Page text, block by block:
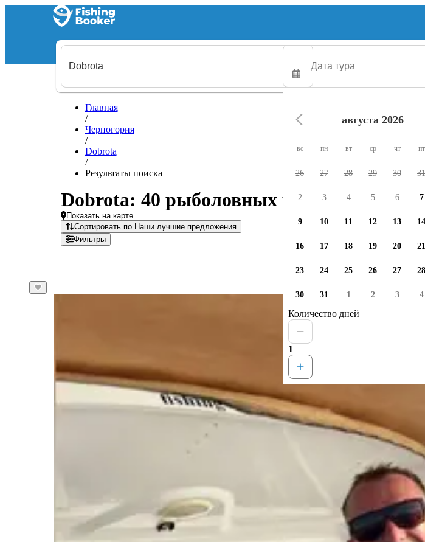
Главная
/
Черногория
/
Dobrota
/
Результаты поиска
Dobrota: 40 рыболовных чартеров
Показать на карте
Сортировать по Наши лучшие предложения
Фильтры
августа 2026
вс пн вт ср чт пт
26 27 28 29 30 31
2 3 4 5 6 7
9 10 11 12 13 14
16 17 18 19 20 21
23 24 25 26 27 28
30 31 1 2 3 4
Количество дней
1